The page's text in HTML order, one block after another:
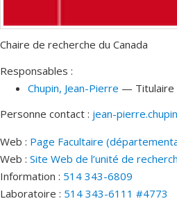
Chaire de recherche du Canada
Responsables :
Chupin, Jean-Pierre — Titulaire
Personne contact : jean-
Web : Page Facultaire
Web : Site Web de l’unité de
Information : 514 343-6809
Laboratoire : 514 343-6111 #4773